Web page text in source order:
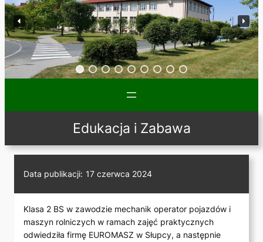
Edukacja i Zabawa
Data publikacji: 17 czerwca 2024
Klasa 2 BS w zawodzie mechanik operator pojazdów i
maszyn rolniczych w ramach zajęć praktycznych
odwiedziła firmę EUROMASZ w Słupcy, a następnie